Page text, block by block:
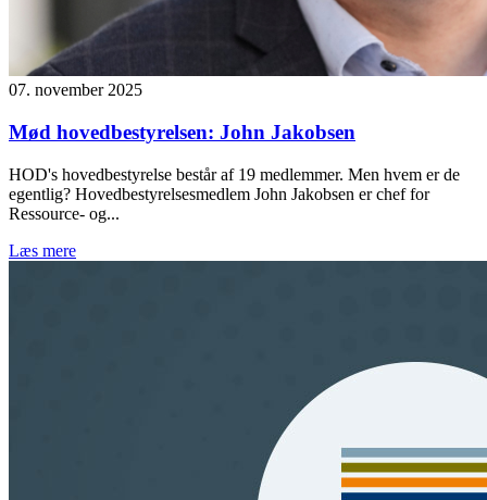
07. november 2025
Mød hovedbestyrelsen: John Jakobsen
HOD's hovedbestyrelse består af 19 medlemmer. Men hvem er de
egentlig? Hovedbestyrelsesmedlem John Jakobsen er chef for
Ressource- og...
Læs mere